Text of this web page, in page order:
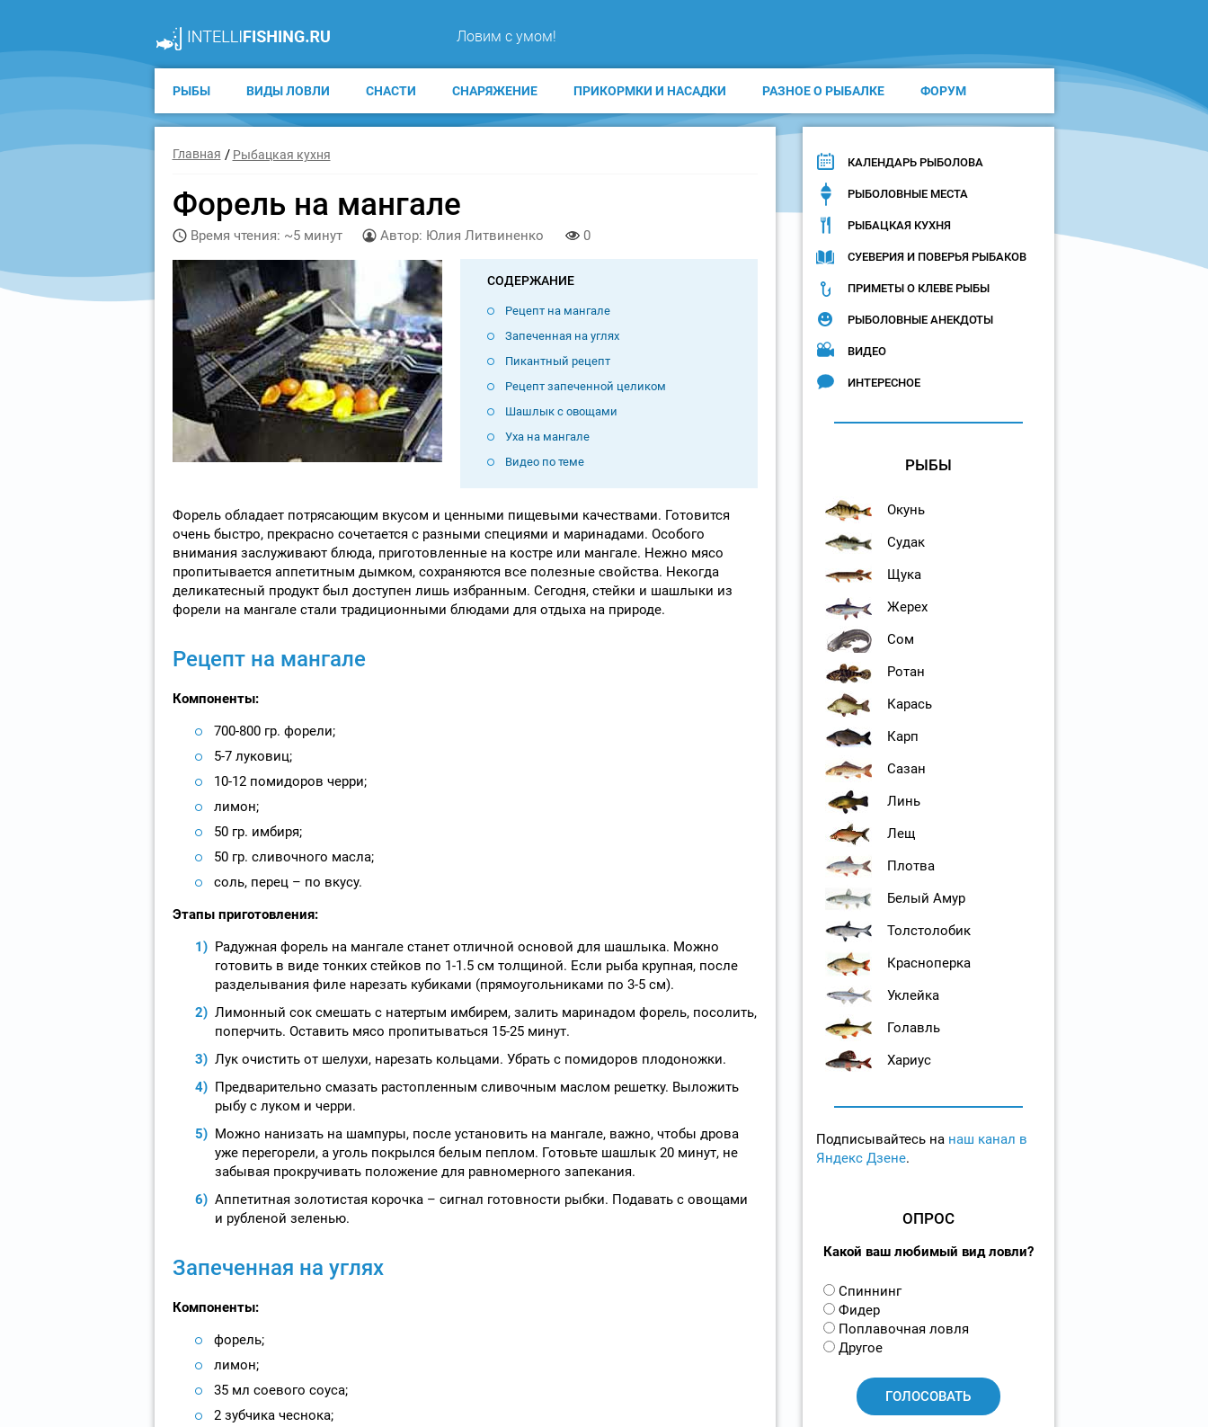
Ловим с умом!
РЫБЫ ВИДЫ ЛОВЛИ СНАСТИ СНАРЯЖЕНИЕ ПРИКОРМКИ И НАСАДКИ РАЗНОЕ О РЫБАЛКЕ ФОРУМ
Главная Рыбацкая кухня
Форель на мангале
Время чтения: ~5 минут Автор: Юлия Литвиненко 0
СОДЕРЖАНИЕ
Рецепт на мангале
Запеченная на углях
Пикантный рецепт
Рецепт запеченной целиком
Шашлык с овощами
Уха на мангале
Видео по теме
Форель обладает потрясающим вкусом и ценными пищевыми качествами. Готовится
очень быстро, прекрасно сочетается с разными специями и маринадами. Особого
внимания заслуживают блюда, приготовленные на костре или мангале. Нежно мясо
пропитывается аппетитным дымком, сохраняются все полезные свойства. Некогда
деликатесный продукт был доступен лишь избранным. Сегодня, стейки и шашлыки из
форели на мангале стали традиционными блюдами для отдыха на природе.
Рецепт на мангале
Компоненты:
700-800 гр. форели;
5-7 луковиц;
10-12 помидоров черри;
лимон;
50 гр. имбиря;
50 гр. сливочного масла;
соль, перец – по вкусу.
Этапы приготовления:
Радужная форель на мангале станет отличной основой для шашлыка. Можно
готовить в виде тонких стейков по 1-1.5 см толщиной. Если рыба крупная, после
разделывания филе нарезать кубиками (прямоугольниками по 3-5 см).
Лимонный сок смешать с натертым имбирем, залить маринадом форель, посолить,
поперчить. Оставить мясо пропитываться 15-25 минут.
Лук очистить от шелухи, нарезать кольцами. Убрать с помидоров плодоножки.
Предварительно смазать растопленным сливочным маслом решетку. Выложить
рыбу с луком и черри.
Можно нанизать на шампуры, после установить на мангале, важно, чтобы дрова
уже перегорели, а уголь покрылся белым пеплом. Готовьте шашлык 20 минут, не
забывая прокручивать положение для равномерного запекания.
Аппетитная золотистая корочка – сигнал готовности рыбки. Подавать с овощами
и рубленой зеленью.
Запеченная на углях
Компоненты:
форель;
лимон;
35 мл соевого соуса;
2 зубчика чеснока;
КАЛЕНДАРЬ РЫБОЛОВА
РЫБОЛОВНЫЕ МЕСТА
РЫБАЦКАЯ КУХНЯ
СУЕВЕРИЯ И ПОВЕРЬЯ РЫБАКОВ
ПРИМЕТЫ О КЛЕВЕ РЫБЫ
РЫБОЛОВНЫЕ АНЕКДОТЫ
ВИДЕО
ИНТЕРЕСНОЕ
РЫБЫ
Окунь
Судак
Щука
Жерех
Сом
Ротан
Карась
Карп
Сазан
Линь
Лещ
Плотва
Белый Амур
Толстолобик
Красноперка
Уклейка
Голавль
Хариус
Подписывайтесь на наш канал в
Яндекс Дзене.
ОПРОС
Какой ваш любимый вид ловли?
В
а
р
и
Спиннинг
Фидер
Поплавочная ловля
Другое